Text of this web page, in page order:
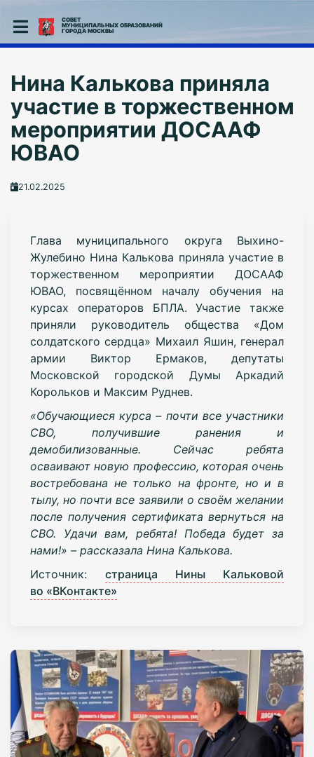
СОВЕТ
МУНИЦИПАЛЬНЫХ ОБРАЗОВАНИЙ
ГОРОДА МОСКВЫ
Нина Калькова приняла
участие в торжественном
мероприятии ДОСААФ
ЮВАО
21.02.2025
Глава муниципального округа Выхино-
Жулебино Нина Калькова приняла участие в
торжественном мероприятии ДОСААФ
ЮВАО, посвящённом началу обучения на
курсах операторов БПЛА. Участие также
приняли руководитель общества «Дом
солдатского сердца» Михаил Яшин, генерал
армии Виктор Ермаков, депутаты
Московской городской Думы Аркадий
Корольков и Максим Руднев.
«Обучающиеся курса – почти все участники
СВО, получившие ранения и
демобилизованные. Сейчас ребята
осваивают новую профессию, которая очень
востребована не только на фронте, но и в
тылу, но почти все заявили о своём желании
после получения сертификата вернуться на
СВО. Удачи вам, ребята! Победа будет за
нами!» – рассказала Нина Калькова.
Источник: страница Нины Кальковой
во «ВКонтакте»